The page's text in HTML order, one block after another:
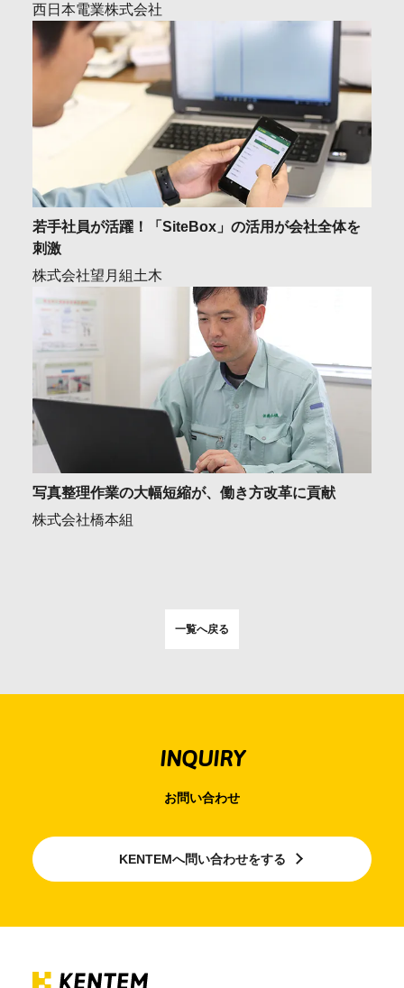
西日本電業株式会社
若手社員が活躍！「SiteBox」の活用が会社全体を
刺激
株式会社望月組土木
写真整理作業の大幅短縮が、働き方改革に貢献
株式会社橋本組
一覧へ戻る
INQUIRY
お問い合わせ
KENTEMへ問い合わせをする